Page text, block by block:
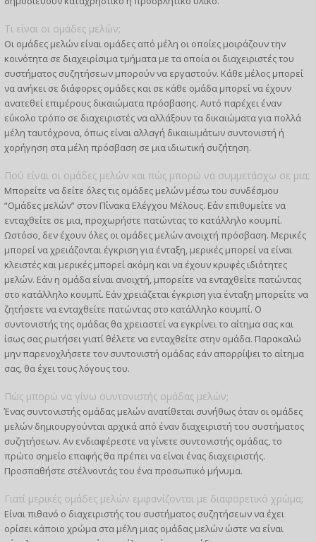
Τι είναι οι ομάδες μελών;
Οι ομάδες μελών είναι ομάδες από μέλη οι οποίες μοιράζουν την
κοινότητα σε διαχειρίσιμα τμήματα με τα οποία οι διαχειριστές του
συστήματος συζητήσεων μπορούν να εργαστούν. Κάθε μέλος μπορεί
να ανήκει σε διάφορες ομάδες και σε κάθε ομάδα μπορεί να έχουν
ανατεθεί επιμέρους δικαιώματα πρόσβασης. Αυτό παρέχει έναν
εύκολο τρόπο σε διαχειριστές να αλλάξουν τα δικαιώματα για πολλά
μέλη ταυτόχρονα, όπως είναι αλλαγή δικαιωμάτων συντονιστή ή
χορήγηση στα μέλη πρόσβαση σε μια ιδιωτική συζήτηση.
Πού είναι οι ομάδες μελών και πώς μπορώ να συμμετάσχω σε μια;
Μπορείτε να δείτε όλες τις ομάδες μελών μέσω του συνδέσμου
“Ομάδες μελών” στον Πίνακα Ελέγχου Μέλους. Εάν επιθυμείτε να
ενταχθείτε σε μια, προχωρήστε πατώντας το κατάλληλο κουμπί.
Ωστόσο, δεν έχουν όλες οι ομάδες μελών ανοιχτή πρόσβαση. Μερικές
μπορεί να χρειάζονται έγκριση για ένταξη, μερικές μπορεί να είναι
κλειστές και μερικές μπορεί ακόμη και να έχουν κρυφές ιδιότητες
μελών. Εάν η ομάδα είναι ανοιχτή, μπορείτε να ενταχθείτε πατώντας
στο κατάλληλο κουμπί. Εάν χρειάζεται έγκριση για ένταξη μπορείτε να
ζητήσετε να ενταχθείτε πατώντας στο κατάλληλο κουμπί. Ο
συντονιστής της ομάδας θα χρειαστεί να εγκρίνει το αίτημα σας και
ίσως σας ρωτήσει γιατί θέλετε να ενταχθείτε στην ομάδα. Παρακαλώ
μην παρενοχλήσετε τον συντονιστή ομάδας εάν απορρίψει το αίτημα
σας, θα έχει τους λόγους του.
Πώς μπορώ να γίνω συντονιστής ομάδας μελών;
Ένας συντονιστής ομάδας μελών ανατίθεται συνήθως όταν οι ομάδες
μελών δημιουργούνται αρχικά από έναν διαχειριστή του συστήματος
συζητήσεων. Αν ενδιαφέρεστε να γίνετε συντονιστής ομάδας, το
πρώτο σημείο επαφής θα πρέπει να είναι ένας διαχειριστής.
Προσπαθήστε στέλνοντάς του ένα προσωπικό μήνυμα.
Γιατί μερικές ομάδες μελών εμφανίζονται με διαφορετικό χρώμα;
Είναι πιθανό ο διαχειριστής του συστήματος συζητήσεων να έχει
ορίσει κάποιο χρώμα στα μέλη μιας ομάδας μελών ώστε να είναι